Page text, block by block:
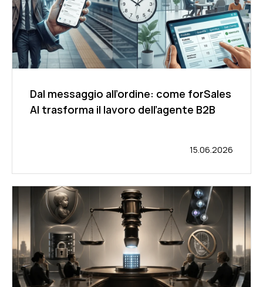
Dal messaggio all’ordine: come forSales
AI trasforma il lavoro dell’agente B2B
15.06.2026